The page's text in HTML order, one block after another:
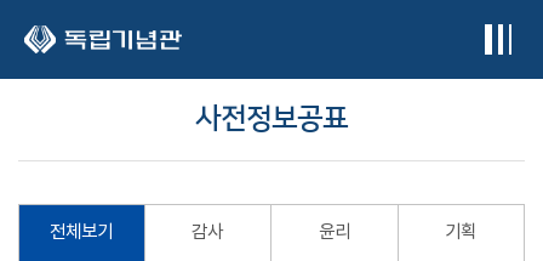
사전정보공표
전체보기 감사 윤리 기획